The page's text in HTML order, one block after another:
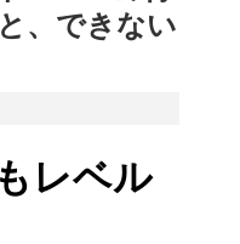
、できない
レベル